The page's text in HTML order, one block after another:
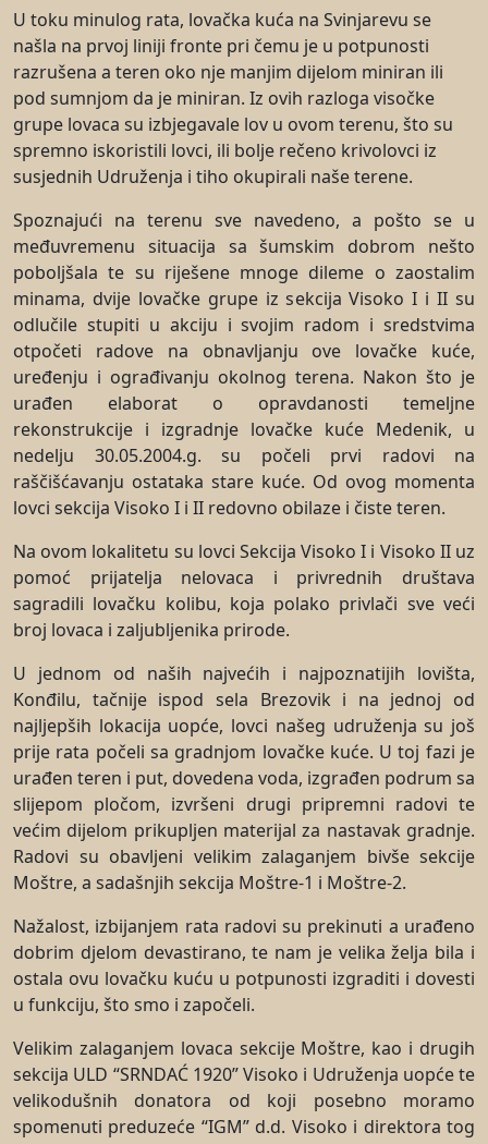
U toku minulog rata, lovačka kuća na Svinjarevu se
našla na prvoj liniji fronte pri čemu je u potpunosti
razrušena a teren oko nje manjim dijelom miniran ili
pod sumnjom da je miniran. Iz ovih razloga visočke
grupe lovaca su izbjegavale lov u ovom terenu, što su
spremno iskoristili lovci, ili bolje rečeno krivolovci iz
susjednih Udruženja i tiho okupirali naše terene.
Spoznajući na terenu sve navedeno, a pošto se u
međuvremenu situacija sa šumskim dobrom nešto
poboljšala te su riješene mnoge dileme o zaostalim
minama, dvije lovačke grupe iz sekcija Visoko I i II su
odlučile stupiti u akciju i svojim radom i sredstvima
otpočeti radove na obnavljanju ove lovačke kuće,
uređenju i ograđivanju okolnog terena. Nakon što je
urađen elaborat o opravdanosti temeljne
rekonstrukcije i izgradnje lovačke kuće Medenik, u
nedelju 30.05.2004.g. su počeli prvi radovi na
raščišćavanju ostataka stare kuće. Od ovog momenta
lovci sekcija Visoko I i II redovno obilaze i čiste teren.
Na ovom lokalitetu su lovci Sekcija Visoko I i Visoko II uz
pomoć prijatelja nelovaca i privrednih društava
sagradili lovačku kolibu, koja polako privlači sve veći
broj lovaca i zaljubljenika prirode.
U jednom od naših najvećih i najpoznatijih lovišta,
Konđilu, tačnije ispod sela Brezovik i na jednoj od
najljepših lokacija uopće, lovci našeg udruženja su još
prije rata počeli sa gradnjom lovačke kuće. U toj fazi je
urađen teren i put, dovedena voda, izgrađen podrum sa
slijepom pločom, izvršeni drugi pripremni radovi te
većim dijelom prikupljen materijal za nastavak gradnje.
Radovi su obavljeni velikim zalaganjem bivše sekcije
Moštre, a sadašnjih sekcija Moštre-1 i Moštre-2.
Nažalost, izbijanjem rata radovi su prekinuti a urađeno
dobrim djelom devastirano, te nam je velika želja bila i
ostala ovu lovačku kuću u potpunosti izgraditi i dovesti
u funkciju, što smo i započeli.
Velikim zalaganjem lovaca sekcije Moštre, kao i drugih
sekcija ULD “SRNDAĆ 1920” Visoko i Udruženja uopće te
velikodušnih donatora od koji posebno moramo
spomenuti preduzeće “IGM” d.d. Visoko i direktora tog